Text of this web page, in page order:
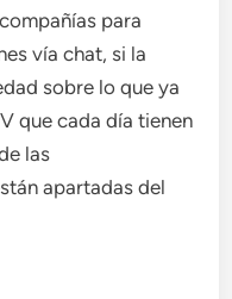
para
vía chat, si la
sobre lo que ya
que cada día tienen
las
apartadas del